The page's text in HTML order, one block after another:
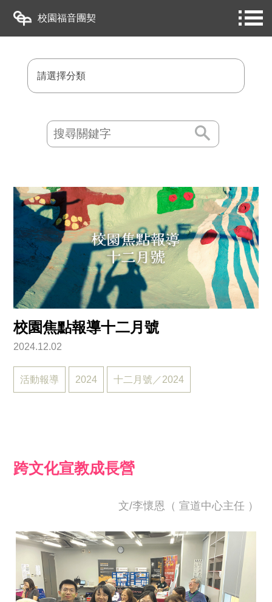
校園福音團契
請選擇分類
校園焦點報導十二月號
2024.12.02
活動報導 2024 十二月號／2024
跨文化宣教成長營
文/李懷恩（ 宣道中心主任 ）